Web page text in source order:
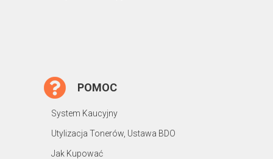
POMOC
System Kaucyjny
Utylizacja Tonerów, Ustawa BDO
Jak Kupować